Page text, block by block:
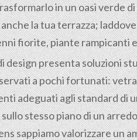
in un oasi verde
la tua terrazza;
fiorite, piante rampicanti
design presenta soluzioni
a pochi fortunati:
adeguati agli standard di
stesso piano di un
sappiamo valorizzare un